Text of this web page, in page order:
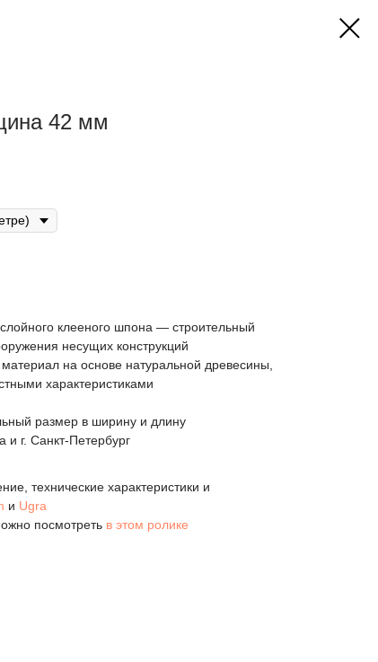
42 мм
клееного шпона — строительный
несущих конструкций
на основе натуральной древесины,
характеристиками
размер в ширину и длину
и г. Санкт-Петербург
технические характеристики и
и Ugra
посмотреть в этом ролике